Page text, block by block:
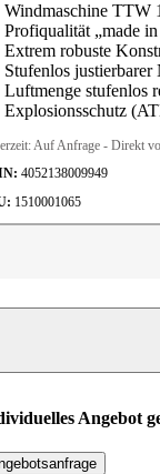
Windmaschine TTW
Profiqualität „made
Extrem robuste
Stufenlos
Luftmenge stufenlos
Explosionsschutz
Auf Anfrage - Direkt
4052138009949
1510001065
Angebot